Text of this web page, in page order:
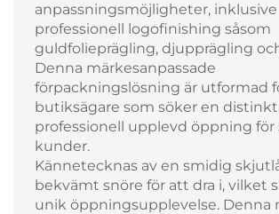
anpassningsmöjligheter, inklusive
professionell logofinishing såsom
guldfolieprägling, djupprägling
Denna märkesanpassade
förpackningslösning är utformad
butiksägare som söker en
professionell upplevd öppning för
kunder.
Kännetecknas av en smidig
bekvämt snöre för att dra i, vilket
unik öppningsupplevelse. Denna